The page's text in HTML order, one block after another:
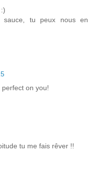
tu peux nous en
on you!
tu me fais rêver !!